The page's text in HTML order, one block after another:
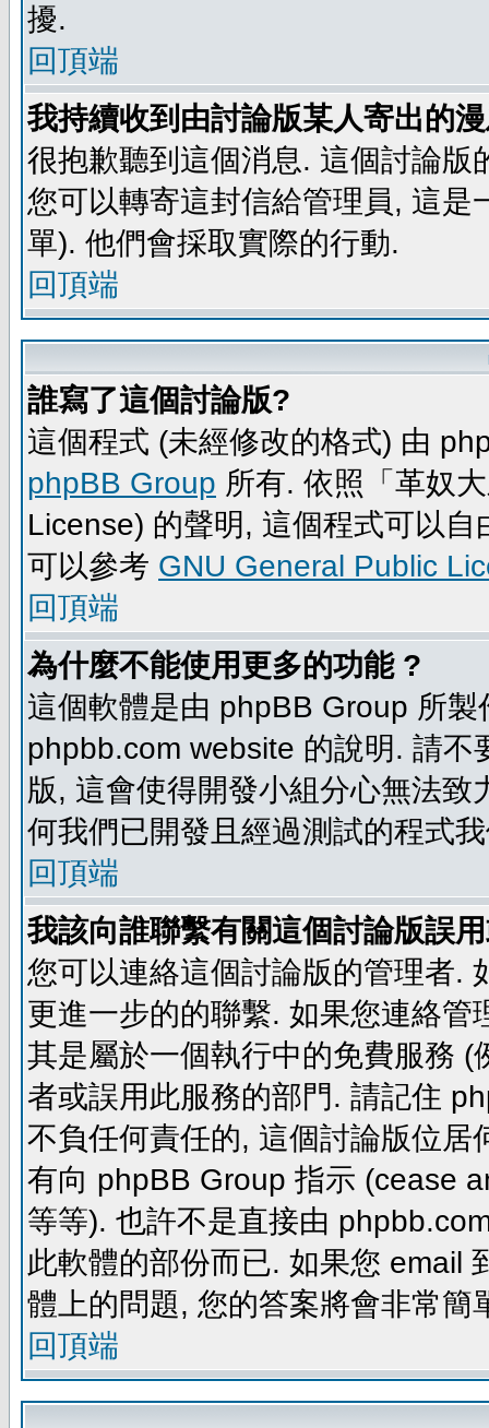
擾.
回頂端
我持續收到由討論版某人寄出的
很抱歉聽到這個消息. 這個討論
您可以轉寄這封信給管理員, 這
單). 他們會採取實際的行動.
回頂端
誰寫了這個討論版?
這個程式 (未經修改的格式) 由
phpBB Group 所有. 依照「革奴
License) 的聲明, 這個程式可以
可以參考 GNU General Public
回頂端
為什麼不能使用更多的功能 ?
這個軟體是由 phpBB Group 所
phpbb.com website 的說明. 請
版, 這會使得開發小組分心無法
何我們已開發且經過測試的程式
回頂端
我該向誰聯繫有關這個討論版誤
您可以連絡這個討論版的管理者.
更進一步的的聯繫. 如果您連絡
其是屬於一個執行中的免費服務
者或誤用此服務的部門. 請記住
不負任何責任的, 這個討論版位
有向 phpBB Group 指示 (cease
等等). 也許不是直接由
此軟體的部份而已. 如果您 email
體上的問題, 您的答案將會非常簡
回頂端